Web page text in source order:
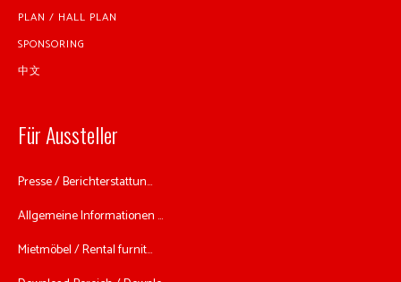
PLAN / HALL PLAN
SPONSORING
中文
Für Aussteller
Presse / Berichterstattun...
Allgemeine Informationen ...
Mietmöbel / Rental furnit...